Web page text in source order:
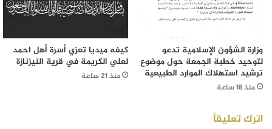
وزارة الشؤون الإسلامية تدعو
لتوحيد خطبة الجمعة حول موضوع
ترشيد استهلاك الموارد الطبيعية
منذ 18 ساعة
كيفه ميديا تعزي أسرة أهل احمد
لعلي الكريمة في قرية النيزنازة
منذ 21 ساعة
اترك تعليقاً